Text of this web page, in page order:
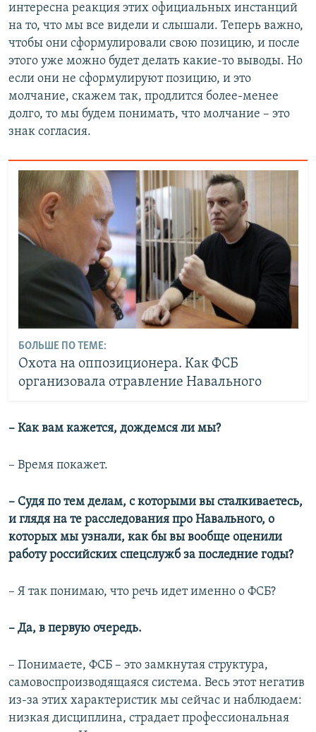
интересна реакция этих официальных инстанций
на то, что мы все видели и слышали. Теперь важно,
чтобы они сформулировали свою позицию, и после
этого уже можно будет делать какие-то выводы. Но
если они не сформулируют позицию, и это
молчание, скажем так, продлится более-менее
долго, то мы будем понимать, что молчание – это
знак согласия.
БОЛЬШЕ ПО ТЕМЕ:
Охота на оппозиционера. Как ФСБ
организовала отравление Навального
– Как вам кажется, дождемся ли мы?
– Время покажет.
– Судя по тем делам, с которыми вы сталкиваетесь,
и глядя на те расследования про Навального, о
которых мы узнали, как бы вы вообще оценили
работу российских спецслужб за последние годы?
– Я так понимаю, что речь идет именно о ФСБ?
– Да, в первую очередь.
– Понимаете, ФСБ – это замкнутая структура,
самовоспроизводящаяся система. Весь этот негатив
из-за этих характеристик мы сейчас и наблюдаем:
низкая дисциплина, страдает профессиональная